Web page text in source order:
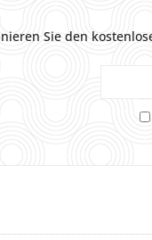
Sie den